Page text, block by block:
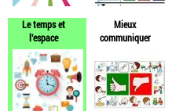
Le temps et
l'espace
Mieux
communiquer